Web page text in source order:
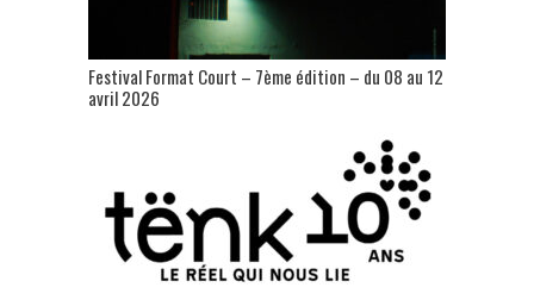
Festival Format Court – 7ème édition – du 08 au 12
avril 2026